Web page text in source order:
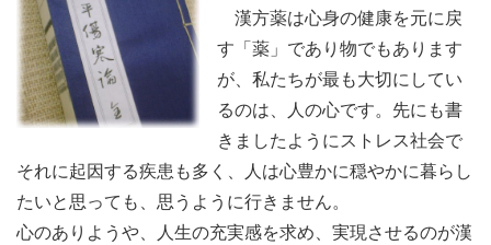
漢方薬は心身の健康を元に戻
す「薬」であり物でもあります
が、私たちが最も大切にしてい
るのは、人の心です。先にも書
きましたようにストレス社会で
それに起因する疾患も多く、人は心豊かに穏やかに暮らし
たいと思っても、思うように行きません。
心のありようや、人生の充実感を求め、実現させるのが漢